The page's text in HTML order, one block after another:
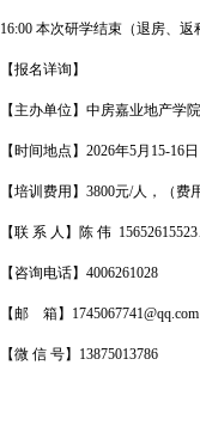
16:00 本次研学结束（退房、返
【报名详询】
【主办单位】中房嘉业地产学
【时间地点】2026年5月15-16
【培训费用】3800元/人，（
【联 系 人】陈 伟
【咨询电话】4006261028
【邮 箱】
【微 信 号】13875013786